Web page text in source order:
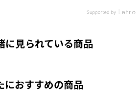
に見られている商品
におすすめの商品